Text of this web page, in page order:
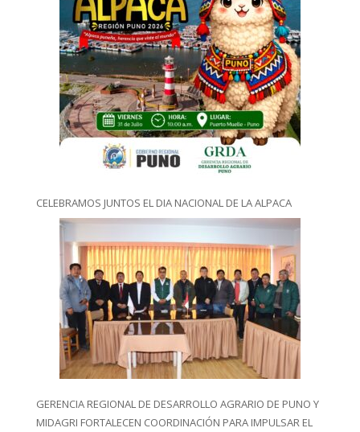
CELEBRAMOS JUNTOS EL DIA NACIONAL DE LA ALPACA
GERENCIA REGIONAL DE DESARROLLO AGRARIO DE PUNO Y
MIDAGRI FORTALECEN COORDINACIÓN PARA IMPULSAR EL